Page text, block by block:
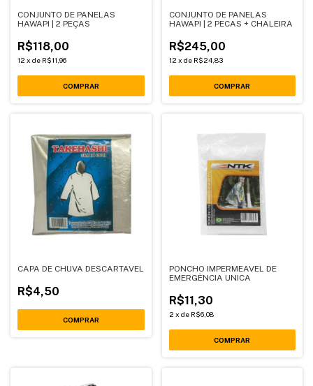
CONJUNTO DE PANELAS
HAWAPI | 2 PEÇAS
R$118,00
12 x de R$11,96
CONJUNTO DE PANELAS
HAWAPI | 2 PECAS + CHALEIRA
R$245,00
12 x de R$24,83
CAPA DE CHUVA DESCARTAVEL
R$4,50
PONCHO IMPERMEAVEL DE
EMERGÊNCIA UNICA
R$11,30
2 x de R$6,08